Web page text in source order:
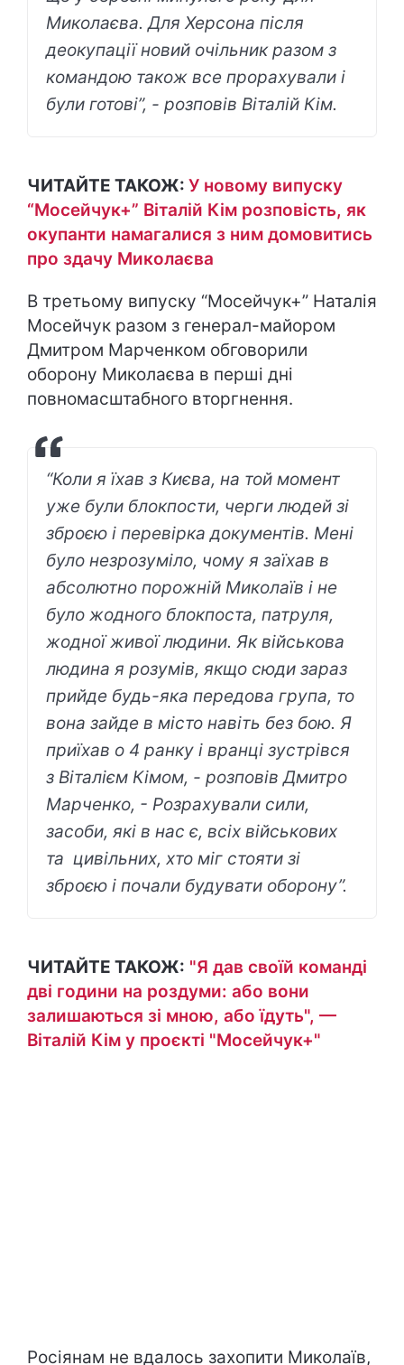
Миколаєва. Для Херсона після
деокупації новий очільник разом з
командою також все прорахували і
були готові”, - розповів Віталій Кім.
ЧИТАЙТЕ ТАКОЖ: У новому випуску
“Мосейчук+” Віталій Кім розповість, як
окупанти намагалися з ним домовитись
про здачу Миколаєва
В третьому випуску “Мосейчук+” Наталія
Мосейчук разом з генерал-майором
Дмитром Марченком обговорили
оборону Миколаєва в перші дні
повномасштабного вторгнення.
“Коли я їхав з Києва, на той момент
уже були блокпости, черги людей зі
зброєю і перевірка документів. Мені
було незрозуміло, чому я заїхав в
абсолютно порожній Миколаїв і не
було жодного блокпоста, патруля,
жодної живої людини. Як військова
людина я розумів, якщо сюди зараз
прийде будь-яка передова група, то
вона зайде в місто навіть без бою. Я
приїхав о 4 ранку і вранці зустрівся
з Віталієм Кімом, - розповів Дмитро
Марченко, - Розрахували сили,
засоби, які в нас є, всіх військових
та цивільних, хто міг стояти зі
зброєю і почали будувати оборону”.
ЧИТАЙТЕ ТАКОЖ: "Я дав своїй команді
дві години на роздуми: або вони
залишаються зі мною, або їдуть", —
Віталій Кім у проєкті "Мосейчук+"
Росіянам не вдалось захопити Миколаїв,